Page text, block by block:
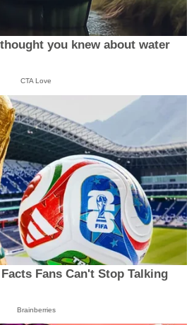
you knew about water
CTA Love
Fans Can't Stop Talking
Brainberries